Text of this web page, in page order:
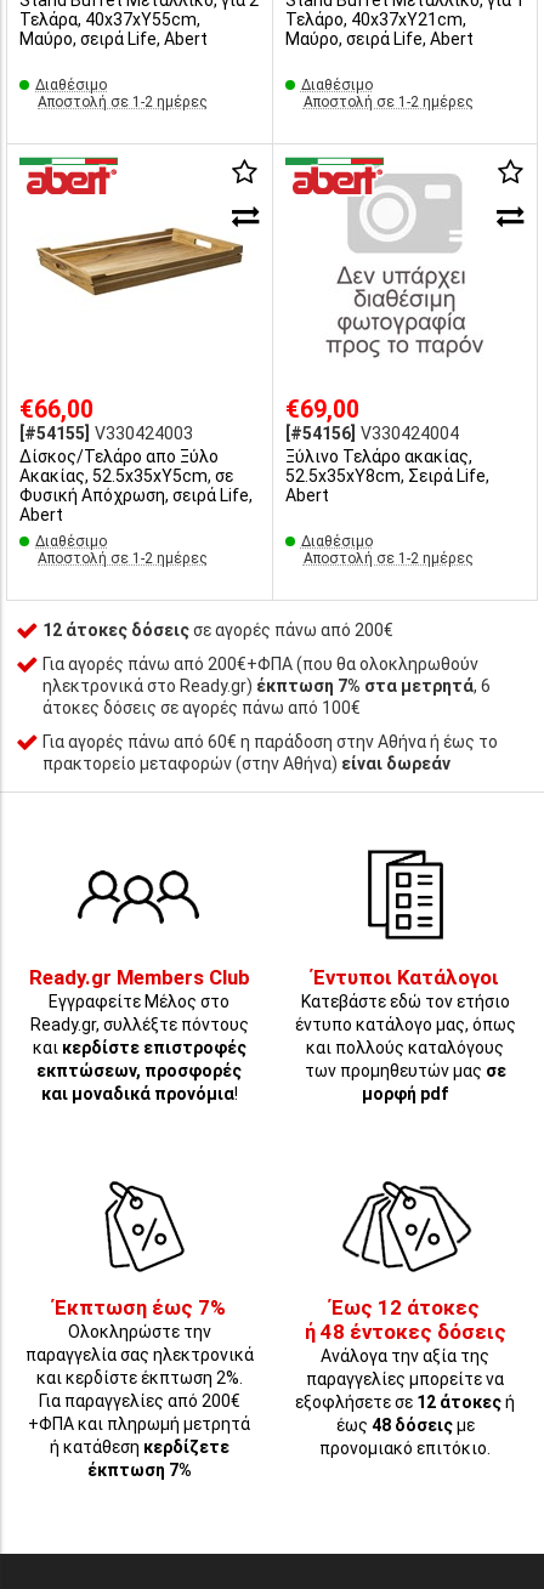
Τελάρα, 40x37xΥ55cm,
Μαύρο, σειρά Life, Abert
Διαθέσιμο
Αποστολή σε 1-2 ημέρες
Τελάρο, 40x37xΥ21cm,
Μαύρο, σειρά Life, Abert
Διαθέσιμο
Αποστολή σε 1-2 ημέρες
€66,00
[#54155] V330424003
Δίσκος/Τελάρο απο Ξύλο
Ακακίας, 52.5x35xΥ5cm, σε
Φυσική Απόχρωση, σειρά Life,
Abert
Διαθέσιμο
Αποστολή σε 1-2 ημέρες
€69,00
[#54156] V330424004
Ξύλινο Τελάρο ακακίας,
52.5x35xΥ8cm, Σειρά Life,
Abert
Διαθέσιμο
Αποστολή σε 1-2 ημέρες
12 άτοκες δόσειςσε αγορές πάνω από 200€
Για αγορές πάνω από 200€+ΦΠΑ (που θα ολοκληρωθούν
ηλεκτρονικά στο Ready.gr) έκπτωση 7% στα μετρητά, 6
άτοκες δόσεις σε αγορές πάνω από 100€
Για αγορές πάνω από 60€ η παράδοση στην Αθήνα ή έως το
πρακτορείο μεταφορών (στην Αθήνα) είναι δωρεάν
Ready.gr Members Club
Εγγραφείτε Μέλος στο
Ready.gr, συλλέξτε πόντους
και κερδίστε επιστροφές
εκπτώσεων, προσφορές
και μοναδικά προνόμια!
Έντυποι Κατάλογοι
Κατεβάστε εδώ τον ετήσιο
έντυπο κατάλογο μας, όπως
και πολλούς καταλόγους
των προμηθευτών μας σε
μορφή pdf
Έκπτωση έως 7%
Ολοκληρώστε την
παραγγελία σας ηλεκτρονικά
και κερδίστε έκπτωση 2%.
Για παραγγελίες από 200€
+ΦΠΑ και πληρωμή μετρητά
ή κατάθεση κερδίζετε
έκπτωση 7%
Έως 12 άτοκες
ή 48 έντοκες δόσεις
Ανάλογα την αξία της
παραγγελίες μπορείτε να
εξοφλήσετε σε 12 άτοκεςή
έως 48 δόσειςμε
προνομιακό επιτόκιο.